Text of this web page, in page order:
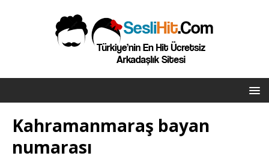
Kahramanmaraş bayan
numarası